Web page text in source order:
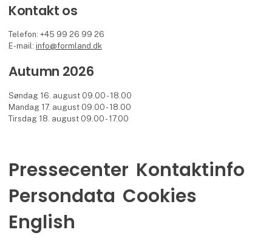
Kontakt os
Telefon: +45 99 26 99 26
E-mail: info@formland.dk
Autumn 2026
Søndag 16. august 09.00 - 18.00
Mandag 17. august 09.00 - 18.00
Tirsdag 18. august 09.00 - 17.00
Pressecenter Kontaktinfo
Persondata Cookies
English